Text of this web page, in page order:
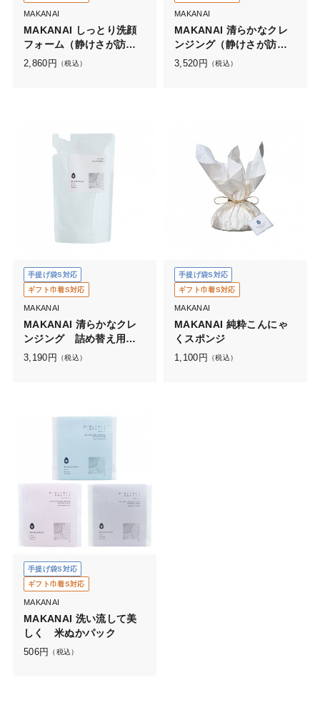
MAKANAI
MAKANAI しっとり洗顔
フォーム（静けさが訪れ
る香り）
2,860 円 （税込）
MAKANAI
MAKANAI 清らかなクレ
ンジング（静けさが訪れ
る香り）
3,520 円 （税込）
手提げ袋S対応
ギフト巾着S対応
MAKANAI
MAKANAI 清らかなクレ
ンジング 詰め替え用
（静けさが訪れる香り）
3,190 円 （税込）
手提げ袋S対応
ギフト巾着S対応
MAKANAI
MAKANAI 純粋こんにゃ
くスポンジ
1,100 円 （税込）
手提げ袋S対応
ギフト巾着S対応
MAKANAI
MAKANAI 洗い流して美
しく 米ぬかパック
506円 （税込）